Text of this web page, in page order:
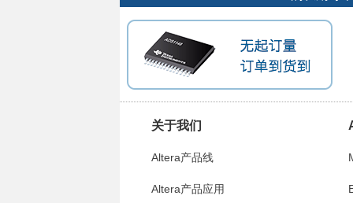
关于我们
Altera产品线
Altera产品应用